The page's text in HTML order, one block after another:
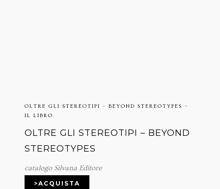
OLTRE GLI STEREOTIPI – BEYOND STEREOTYPES –
IL LIBRO
OLTRE GLI STEREOTIPI – BEYOND
STEREOTYPES
catalogo Silvana Editore
>ACQUISTA